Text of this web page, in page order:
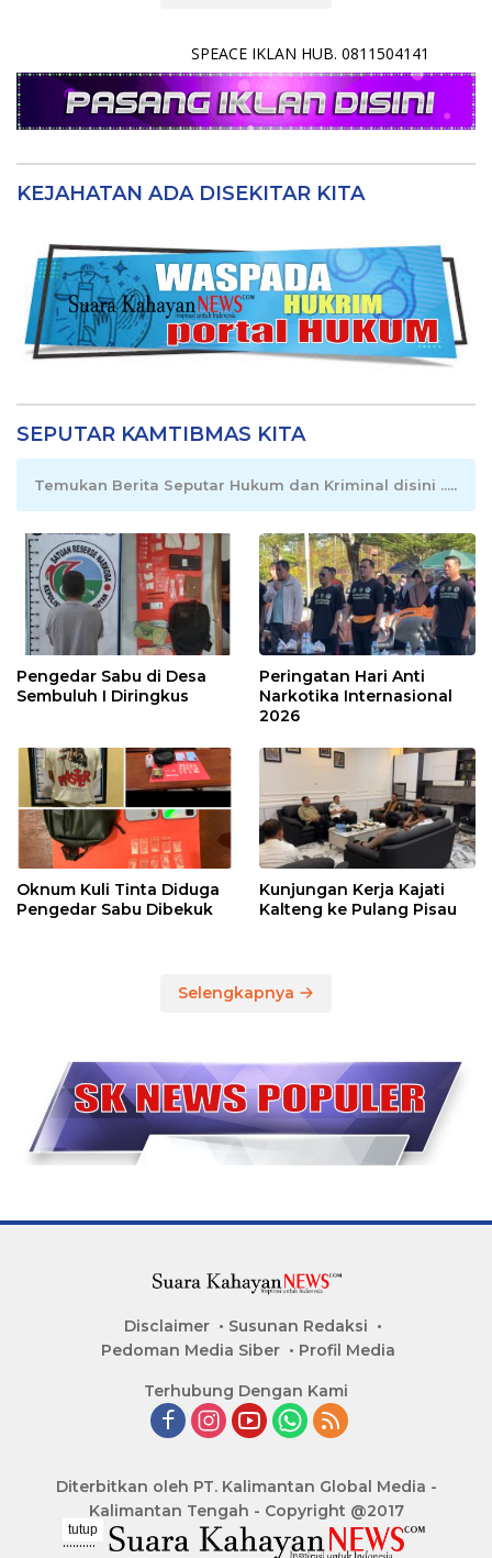
SPEACE IKLAN HUB. 0811504141
KEJAHATAN ADA DISEKITAR KITA
SEPUTAR KAMTIBMAS KITA
Temukan Berita Seputar Hukum dan Kriminal disini .....
Pengedar Sabu di Desa
Sembuluh I Diringkus
Peringatan Hari Anti
Narkotika Internasional
2026
Oknum Kuli Tinta Diduga
Pengedar Sabu Dibekuk
Kunjungan Kerja Kajati
Kalteng ke Pulang Pisau
Selengkapnya
Disclaimer
Susunan Redaksi
Pedoman Media Siber
Profil Media
Terhubung Dengan Kami
Diterbitkan oleh PT. Kalimantan Global Media -
Kalimantan Tengah - Copyright @2017
tutup
..........